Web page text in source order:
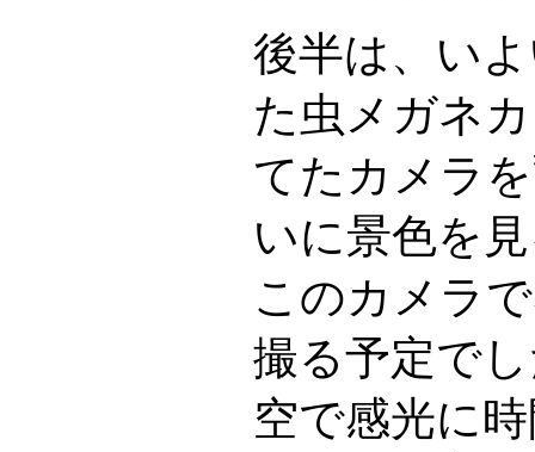
後半は、い
た虫メガネ
てたカメラ
いに景色を
このカメラ
撮る予定で
空で感光に